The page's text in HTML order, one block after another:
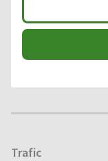
Domaine
Trafic